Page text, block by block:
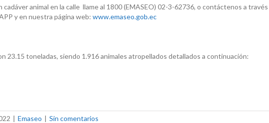
cadáver animal en la calle llame al 1800 (EMASEO) 02-3-62736, o contáctenos a través
y en nuestra página web: www.emaseo.gob.ec
23.15 toneladas, siendo 1.916 animales atropellados detallados a continuación:
| Emaseo | Sin comentarios